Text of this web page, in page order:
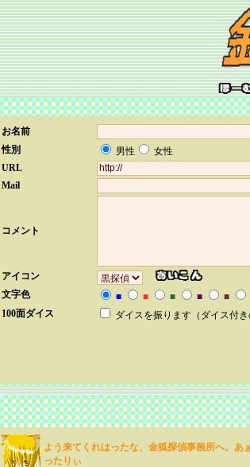
お名前
性別
男性
女性
URL
Mail
コメント
アイコン
文字色
■ ■ ■ ■ ■
100面ダイス
ダイスを振ります（ダイス付
よう来てくれはったな、金狐探偵事務所へ。
ったりぃ